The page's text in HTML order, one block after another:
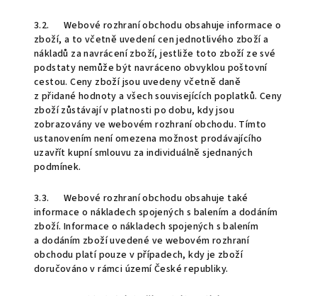
3.2. Webové rozhraní obchodu obsahuje informace o
zboží, a to včetně uvedení cen jednotlivého zboží a
nákladů za navrácení zboží, jestliže toto zboží ze své
podstaty nemůže být navráceno obvyklou poštovní
cestou. Ceny zboží jsou uvedeny včetně daně
z přidané hodnoty a všech souvisejících poplatků. Ceny
zboží zůstávají v platnosti po dobu, kdy jsou
zobrazovány ve webovém rozhraní obchodu. Tímto
ustanovením není omezena možnost prodávajícího
uzavřít kupní smlouvu za individuálně sjednaných
podmínek.
3.3. Webové rozhraní obchodu obsahuje také
informace o nákladech spojených s balením a dodáním
zboží. Informace o nákladech spojených s balením
a dodáním zboží uvedené ve webovém rozhraní
obchodu platí pouze v případech, kdy je zboží
doručováno v rámci území České republiky.